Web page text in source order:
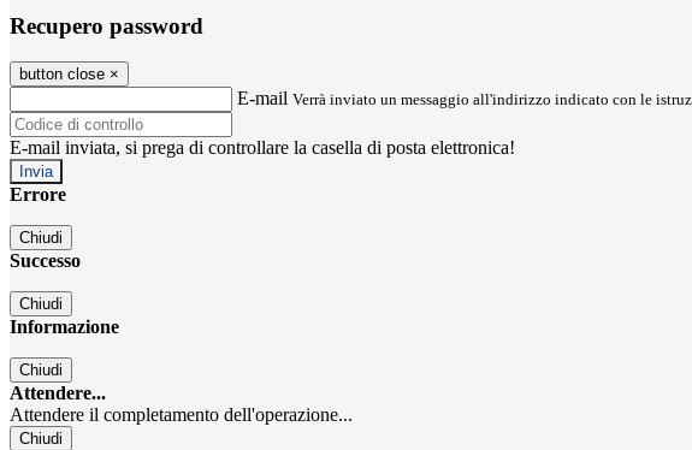
Recupero password
button close ×
E-mail Verrà inviato un messaggio all'indirizzo indicato con le
E-mail inviata, si prega di controllare la casella di posta elettronica!
Errore
Chiudi
Successo
Chiudi
Informazione
Chiudi
Attendere...
Attendere il completamento dell'operazione...
Chiudi